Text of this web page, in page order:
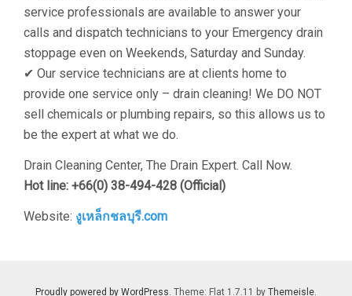
service professionals are available to answer your
calls and dispatch technicians to your Emergency drain
stoppage even on Weekends, Saturday and Sunday.
✔ Our service technicians are at clients home to
provide one service only – drain cleaning! We DO NOT
sell chemicals or plumbing repairs, so this allows us to
be the expert at what we do.
Drain Cleaning Center, The Drain Expert. Call Now.
Hot line: +66(0) 38-494-428 (Official)
Website: งูเหล็กชลบุรี.com
Proudly powered by WordPress . Theme: Flat 1.7.11 by Themeisle